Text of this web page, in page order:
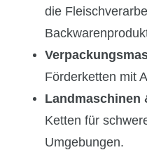
die
Förderketten mit
Landmaschinen
Ketten für
Umgebungen.